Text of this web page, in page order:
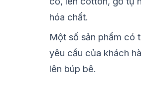
hóa chất.
Một số sản phẩm có
yêu cầu của khách
lên búp bê.